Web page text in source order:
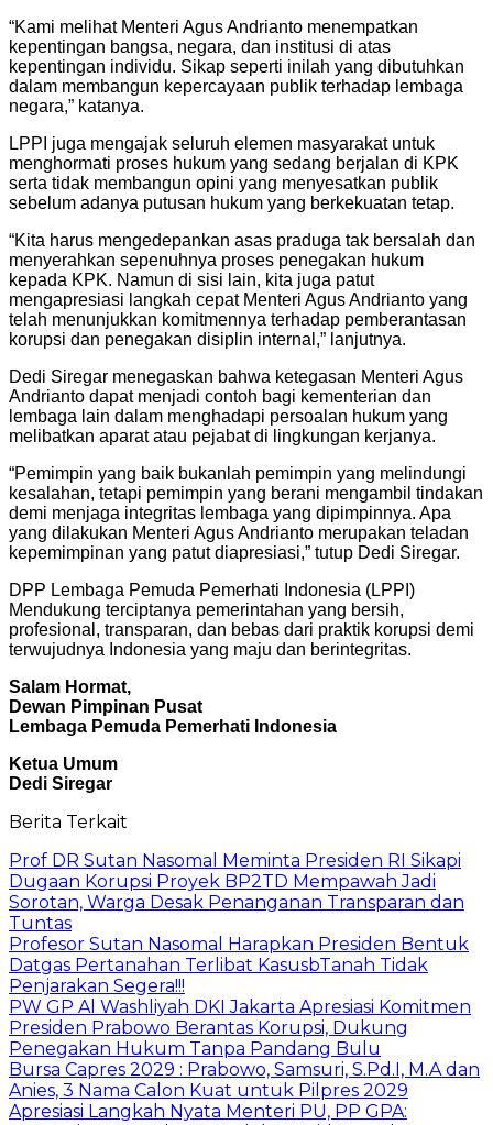
“Kami melihat Menteri Agus Andrianto menempatkan
kepentingan bangsa, negara, dan institusi di atas
kepentingan individu. Sikap seperti inilah yang dibutuhkan
dalam membangun kepercayaan publik terhadap lembaga
negara,” katanya.
LPPI juga mengajak seluruh elemen masyarakat untuk
menghormati proses hukum yang sedang berjalan di KPK
serta tidak membangun opini yang menyesatkan publik
sebelum adanya putusan hukum yang berkekuatan tetap.
“Kita harus mengedepankan asas praduga tak bersalah dan
menyerahkan sepenuhnya proses penegakan hukum
kepada KPK. Namun di sisi lain, kita juga patut
mengapresiasi langkah cepat Menteri Agus Andrianto yang
telah menunjukkan komitmennya terhadap pemberantasan
korupsi dan penegakan disiplin internal,” lanjutnya.
Dedi Siregar menegaskan bahwa ketegasan Menteri Agus
Andrianto dapat menjadi contoh bagi kementerian dan
lembaga lain dalam menghadapi persoalan hukum yang
melibatkan aparat atau pejabat di lingkungan kerjanya.
“Pemimpin yang baik bukanlah pemimpin yang melindungi
kesalahan, tetapi pemimpin yang berani mengambil tindakan
demi menjaga integritas lembaga yang dipimpinnya. Apa
yang dilakukan Menteri Agus Andrianto merupakan teladan
kepemimpinan yang patut diapresiasi,” tutup Dedi Siregar.
DPP Lembaga Pemuda Pemerhati Indonesia (LPPI)
Mendukung terciptanya pemerintahan yang bersih,
profesional, transparan, dan bebas dari praktik korupsi demi
terwujudnya Indonesia yang maju dan berintegritas.
Salam Hormat,
Dewan Pimpinan Pusat
Lembaga Pemuda Pemerhati Indonesia
Ketua Umum
Dedi Siregar
Berita Terkait
Prof DR Sutan Nasomal Meminta Presiden RI Sikapi
Dugaan Korupsi Proyek BP2TD Mempawah Jadi
Sorotan, Warga Desak Penanganan Transparan dan
Tuntas
Profesor Sutan Nasomal Harapkan Presiden Bentuk
Datgas Pertanahan Terlibat KasusbTanah Tidak
Penjarakan Segera!!!
PW GP Al Washliyah DKI Jakarta Apresiasi Komitmen
Presiden Prabowo Berantas Korupsi, Dukung
Penegakan Hukum Tanpa Pandang Bulu
Bursa Capres 2029 : Prabowo, Samsuri, S.Pd.I, M.A dan
Anies, 3 Nama Calon Kuat untuk Pilpres 2029
Apresiasi Langkah Nyata Menteri PU, PP GPA: